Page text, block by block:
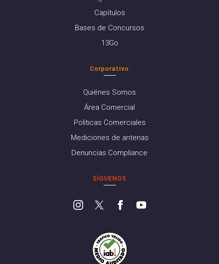
Capítulos
Bases de Concursos
13Go
Corporativo
Quiénes Somos
Área Comercial
Políticas Comerciales
Mediciones de antenas
Denuncias Compliance
SÍGUENOS